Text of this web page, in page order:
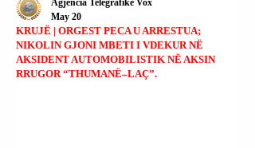
KRUJË | ORGEST PECA U ARRESTUA;
NIKOLIN GJONI MBETI I VDEKUR NË
AKSIDENT AUTOMOBILISTIK NË AKSIN
RRUGOR “THUMANË–LAÇ”.
Agjencia Telegrafike Vox
May 20